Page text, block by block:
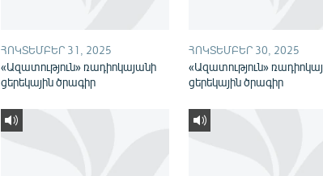
ՀՈԿՏԵՄԲԵՐ 31, 2025
«Ազատություն» ռադիոկայանի
ցերեկային ծրագիր
ՀՈԿՏԵՄԲԵՐ 30, 2025
«Ազատություն»
ցերեկային ծրագիր